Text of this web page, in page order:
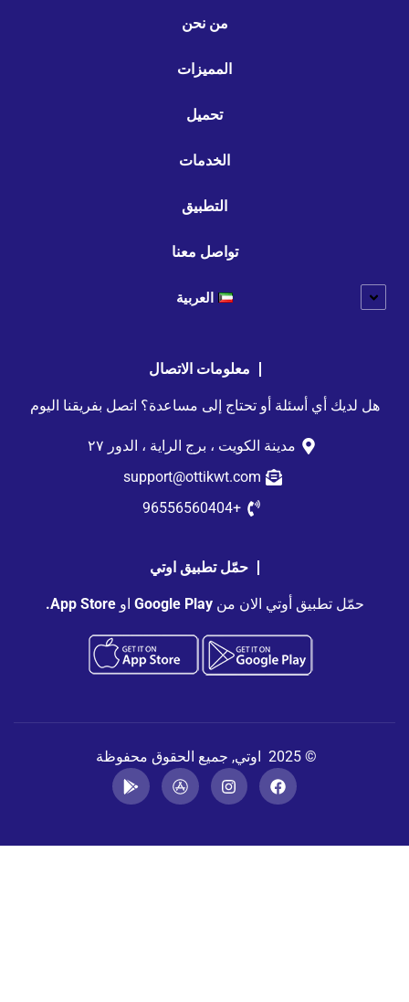
من نحن
المميزات
تحميل
الخدمات
التطبيق
تواصل معنا
العربية
معلومات الاتصال
هل لديك أي أسئلة أو تحتاج إلى مساعدة؟ اتصل بفريقنا اليوم
مدينة الكويت ، برج الراية ، الدور ٢٧
support@ottikwt.com
+96556560404
حمّل تطبيق اوتي
حمّل تطبيق أوتي الان منGoogle Play اوApp Store.
© 2025 اوتي, جميع الحقوق محفوظة